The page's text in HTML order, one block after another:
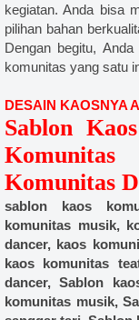
kegiatan. Anda bisa
pilihan bahan
Dengan begitu,
komunitas yang satu
DESAIN KAOSNYA
Sablon
Komunitas
sablon kaos
komunitas musik,
dancer, kaos
kaos komunitas
dancer, Sablon
komunitas musik,